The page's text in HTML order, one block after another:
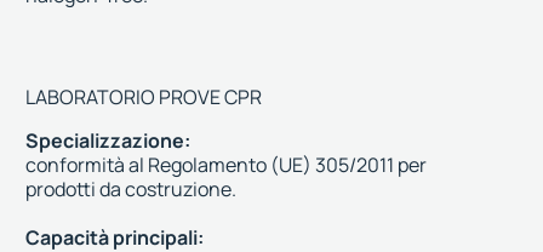
LABORATORIO PROVE CPR
Specializzazione:
conformità al Regolamento (UE) 305/2011 per
prodotti da costruzione.
Capacità principali: